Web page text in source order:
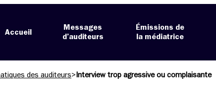
Accueil
Messages
d’auditeurs
Émissions de
la médiatrice
des auditeurs> Interview trop agressive ou complaisante